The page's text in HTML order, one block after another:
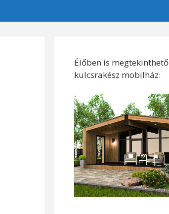
Élőben is megtekinthető
kulcsrakész mobilház: